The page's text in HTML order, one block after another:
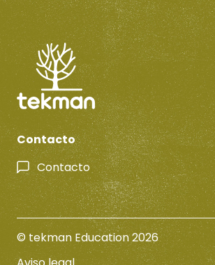
Contacto
Contacto
© tekman Education 2026